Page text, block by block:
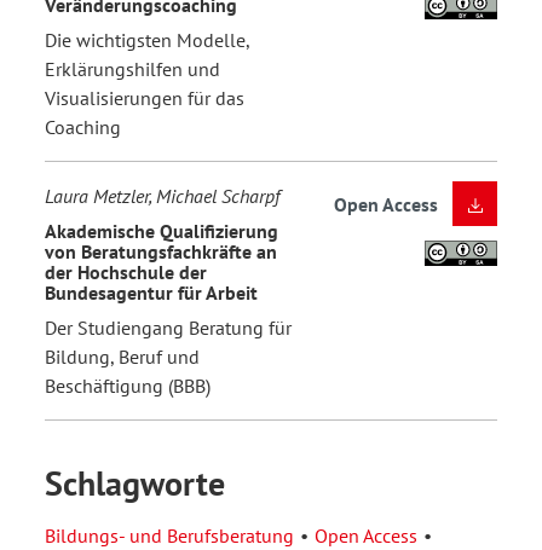
Die wichtigsten Modelle,
Erklärungshilfen und
Visualisierungen für das
Coaching
Laura Metzler, Michael Scharpf
Akademische Qualifizierung
von Beratungsfachkräfte an
der Hochschule der
Bundesagentur für Arbeit
Der Studiengang Beratung für
Bildung, Beruf und
Beschäftigung (BBB)
Open Access
Schlagworte
Bildungs- und Berufsberatung
Open Access